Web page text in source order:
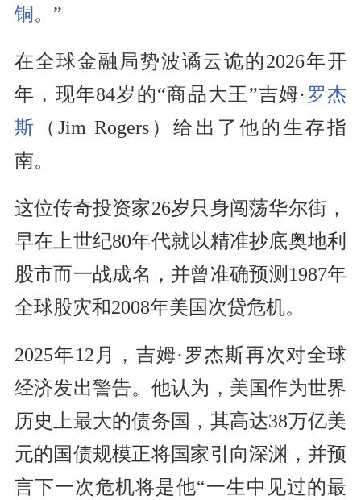
铜 。”
在全球金融局势波谲云诡的2026年开
年，现年84岁的“商品大王”吉姆· 罗杰
斯
（Jim Rogers）给出了他的生存指
南。
这位传奇投资家26岁只身闯荡华尔街，
早在上世纪80年代就以精准抄底奥地利
股市而一战成名，并曾准确预测1987年
全球股灾和2008年美国次贷危机。
2025年12月，吉姆·罗杰斯再次对全球
经济发出警告。他认为，美国作为世界
历史上最大的债务国，其高达38万亿美
元的国债规模正将国家引向深渊，并预
言下一次危机将是他“一生中见过的最